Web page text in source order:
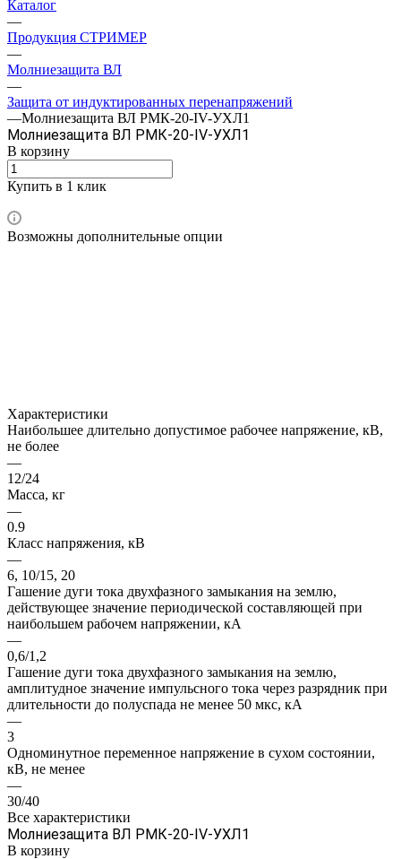
Каталог
—
Продукция СТРИМЕР
—
Молниезащита ВЛ
—
Защита от индуктированных перенапряжений
—Молниезащита ВЛ РМК-20-IV-УХЛ1
Молниезащита ВЛ РМК-20-IV-УХЛ1
В корзину
Купить в 1 клик
Возможны дополнительные опции
Характеристики
Наибольшее длительно допустимое рабочее напряжение, кВ,
не более
—
12/24
Масса, кг
—
0.9
Класс напряжения, кВ
—
6, 10/15, 20
Гашение дуги тока двухфазного замыкания на землю,
действующее значение периодической составляющей при
наибольшем рабочем напряжении, кА
—
0,6/1,2
Гашение дуги тока двухфазного замыкания на землю,
амплитудное значение импульсного тока через разрядник при
длительности до полуспада не менее 50 мкс, кА
—
3
Одноминутное переменное напряжение в сухом состоянии,
кВ, не менее
—
30/40
Все характеристики
Молниезащита ВЛ РМК-20-IV-УХЛ1
В корзину